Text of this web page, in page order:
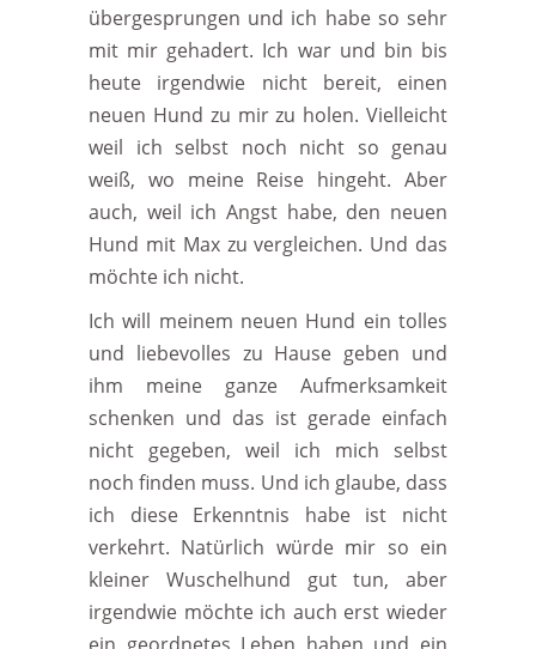
übergesprungen und ich habe so sehr
mit mir gehadert. Ich war und bin bis
heute irgendwie nicht bereit, einen
neuen Hund zu mir zu holen. Vielleicht
weil ich selbst noch nicht so genau
weiß, wo meine Reise hingeht. Aber
auch, weil ich Angst habe, den neuen
Hund mit Max zu vergleichen. Und das
möchte ich nicht.
Ich will meinem neuen Hund ein tolles
und liebevolles zu Hause geben und
ihm meine ganze Aufmerksamkeit
schenken und das ist gerade einfach
nicht gegeben, weil ich mich selbst
noch finden muss. Und ich glaube, dass
ich diese Erkenntnis habe ist nicht
verkehrt. Natürlich würde mir so ein
kleiner Wuschelhund gut tun, aber
irgendwie möchte ich auch erst wieder